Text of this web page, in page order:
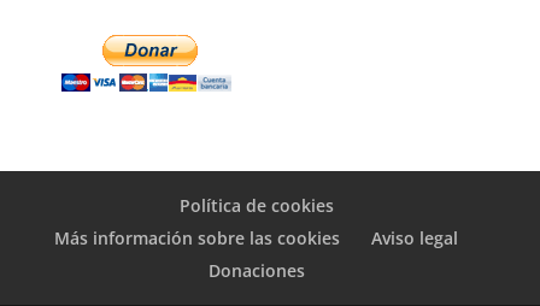
Política de cookies
Más información sobre las cookies
Aviso legal
Donaciones